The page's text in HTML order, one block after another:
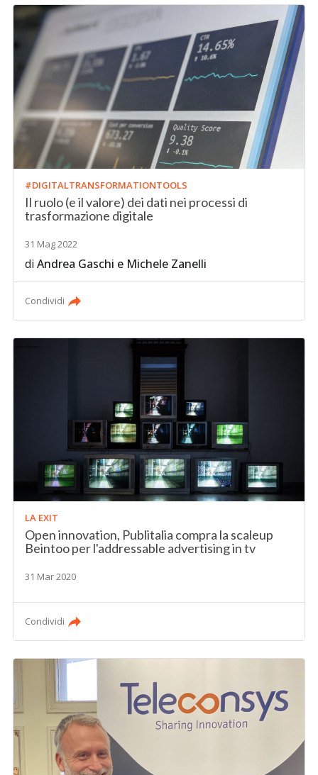
#DIGITALTRANSFORMATIONTOOLS
Il ruolo (e il valore) dei dati nei processi di
trasformazione digitale
31 Mag 2022
diAndrea Gaschi e Michele Zanelli
Condividi
LA EXIT
Open innovation, Publitalia compra la scaleup
Beintoo per l'addressable advertising in tv
31 Mar 2020
Condividi